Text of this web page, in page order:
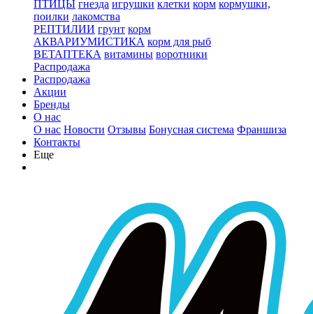
ПТИЦЫ гнезда игрушки клетки корм кормушки,
поилки лакомства
РЕПТИЛИИ грунт корм
АКВАРИУМИСТИКА корм для рыб
ВЕТАПТЕКА витамины воротники
Распродажа
Распродажа
Акции
Бренды
О нас
О нас Новости Отзывы Бонусная система Франшиза
Контакты
Еще